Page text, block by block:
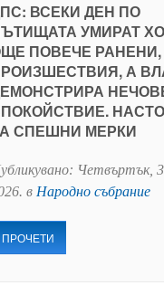
ВСЕКИ ДЕН ПО
УМИРАТ
ПОВЕЧЕ РАНЕНИ,
А
СПЕШНИ МЕРКИ
Четвъртък,
. в Народно събрание
ПРОЧЕТИ